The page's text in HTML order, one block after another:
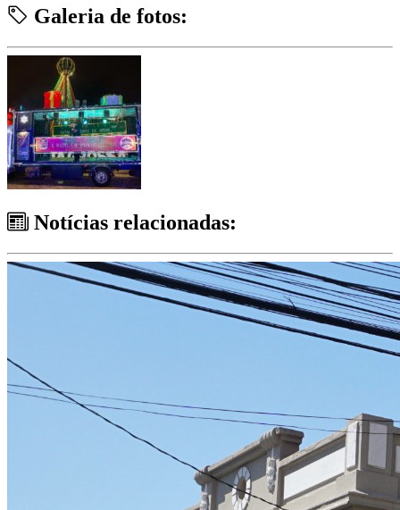
Galeria de fotos:
Notícias relacionadas: